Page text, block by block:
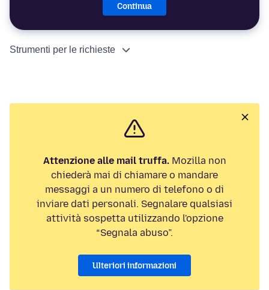
Continua
Strumenti per le richieste
Attenzione alle mail truffa.Mozilla non
chiederà mai di chiamare o mandare
messaggi a un numero di telefono o di
inviare dati personali. Segnalare qualsiasi
attività sospetta utilizzando l'opzione
“Segnala abuso”.
Ulteriori informazioni